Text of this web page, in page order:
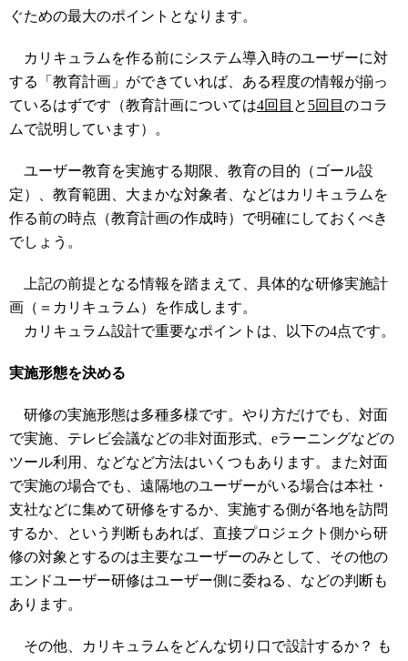
ぐための最大のポイントとなります。
カリキュラムを作る前にシステム導入時のユーザーに対
する「教育計画」ができていれば、ある程度の情報が揃っ
ているはずです（教育計画については4回目 と 5回目 のコラ
ムで説明しています）。
ユーザー教育を実施する期限、教育の目的（ゴール設
定）、教育範囲、大まかな対象者、などはカリキュラムを
作る前の時点（教育計画の作成時）で明確にしておくべき
でしょう。
上記の前提となる情報を踏まえて、具体的な研修実施計
画（＝カリキュラム）を作成します。
カリキュラム設計で重要なポイントは、以下の4点です。
実施形態を決める
研修の実施形態は多種多様です。やり方だけでも、対面
で実施、テレビ会議などの非対面形式、eラーニングなどの
ツール利用、などなど方法はいくつもあります。また対面
で実施の場合でも、遠隔地のユーザーがいる場合は本社・
支社などに集めて研修をするか、実施する側が各地を訪問
するか、という判断もあれば、直接プロジェクト側から研
修の対象とするのは主要なユーザーのみとして、その他の
エンドユーザー研修はユーザー側に委ねる、などの判断も
あります。
その他、カリキュラムをどんな切り口で設計するか？ も